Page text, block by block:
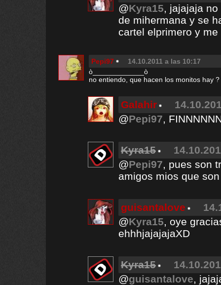
@Kyra15, jajajaja
de mihermana y se
cartel elprimero y
Pepi97
14.10.2011 a las 10:17
ò_____________ò
no entiendo, que hacen los monitos hay ?
Galahir
@Pepi97,
Kyra15
@Pepi97, pues son
amigos mios que
guisantalove
@Kyra15, oye
ehhhjajajajaXD
Kyra15
@guisantalove,